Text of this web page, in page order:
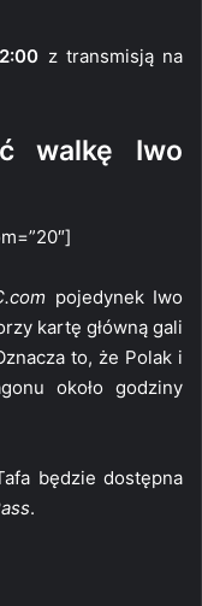
2:00 z transmisją na
walkę Iwo
pojedynek Iwo
kartę główną gali
to, że Polak i
około godziny
będzie dostępna
.